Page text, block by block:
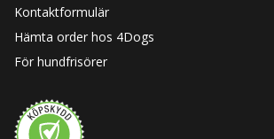
Kontaktformulär
Hämta order hos 4Dogs
För hundfrisörer